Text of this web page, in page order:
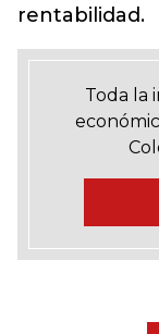
rentabilidad.
Toda la